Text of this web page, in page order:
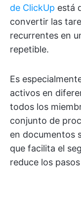
de ClickUp está
convertir las
recurrentes en
repetible.
Es
activos en
todos los
conjunto de
en documentos
que facilita el
reduce los